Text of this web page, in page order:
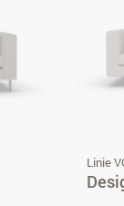
Linie